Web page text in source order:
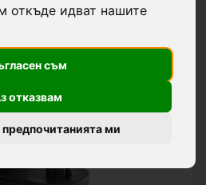
откъде идват нашите
съм
отказвам
ми